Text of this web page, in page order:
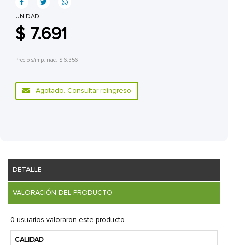
UNIDAD
$ 7.691
Precio s/imp. nac. $ 6.356
Agotado. Consultar reingreso
DETALLE
VALORACIÓN DEL PRODUCTO
0 usuarios valoraron este producto.
CALIDAD